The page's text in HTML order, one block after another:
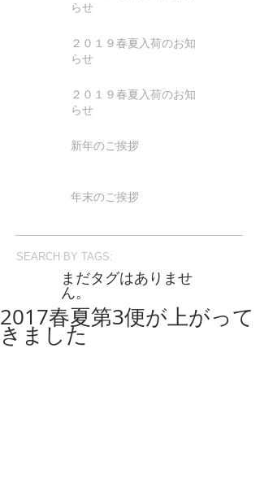
らせ
２０１９春夏入荷のお知
らせ
２０１９春夏入荷のお知
らせ
新年のご挨拶
年末のご挨拶
SEARCH BY TAGS:
まだタグはありませ
ん。
2017春夏第3便が上がって
きました